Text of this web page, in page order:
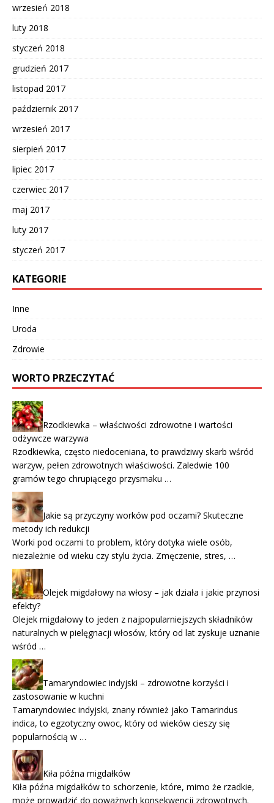
wrzesień 2018
luty 2018
styczeń 2018
grudzień 2017
listopad 2017
październik 2017
wrzesień 2017
sierpień 2017
lipiec 2017
czerwiec 2017
maj 2017
luty 2017
styczeń 2017
KATEGORIE
Inne
Uroda
Zdrowie
WORTO PRZECZYTAĆ
Rzodkiewka – właściwości zdrowotne i wartości
odżywcze warzywa
Rzodkiewka, często niedoceniana, to prawdziwy skarb wśród
warzyw, pełen zdrowotnych właściwości. Zaledwie 100
gramów tego chrupiącego przysmaku …
Jakie są przyczyny worków pod oczami? Skuteczne
metody ich redukcji
Worki pod oczami to problem, który dotyka wiele osób,
niezależnie od wieku czy stylu życia. Zmęczenie, stres, …
Olejek migdałowy na włosy – jak działa i jakie przynosi
efekty?
Olejek migdałowy to jeden z najpopularniejszych składników
naturalnych w pielęgnacji włosów, który od lat zyskuje uznanie
wśród …
Tamaryndowiec indyjski – zdrowotne korzyści i
zastosowanie w kuchni
Tamaryndowiec indyjski, znany również jako Tamarindus
indica, to egzotyczny owoc, który od wieków cieszy się
popularnością w …
Kiła późna migdałków
Kiła późna migdałków to schorzenie, które, mimo że rzadkie,
może prowadzić do poważnych konsekwencji zdrowotnych.